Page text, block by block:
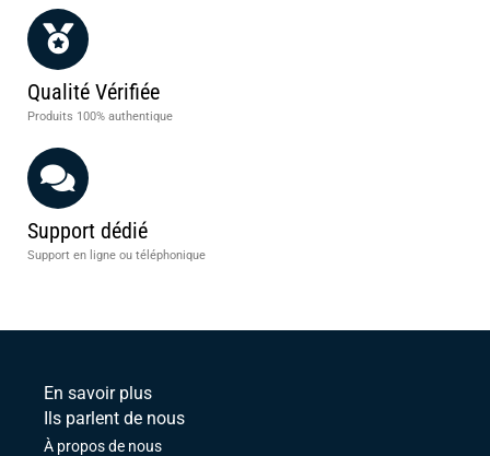
Qualité Vérifiée
Produits 100% authentique
Support dédié
Support en ligne ou téléphonique
En savoir plus
Ils parlent de nous
À propos de nous